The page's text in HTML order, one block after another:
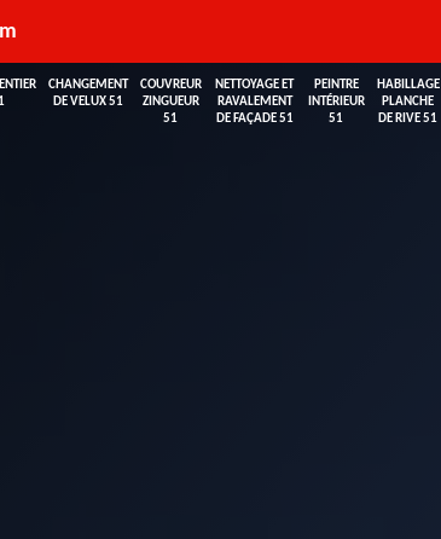
CHANGEMENT
DE VELUX 51
COUVREUR
ZINGUEUR
51
NETTOYAGE ET
RAVALEMENT
DE FAÇADE 51
PEINTRE
INTÉRIEUR
51
HABILLAGE
PLANCHE
DE RIVE 51